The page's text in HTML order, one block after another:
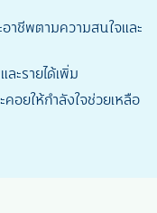
าชีพตามความสนใจและ
ะรายได้เพิ่ม
อยให้กำลังใจช่วยเหลือ